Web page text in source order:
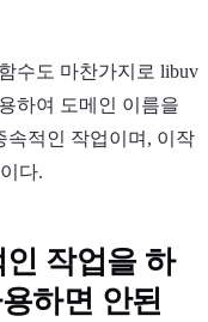
함수도 마찬가지로 libuv
하여 도메인 이름을
속적인 작업이며, 이작
다.
인 작업을 하
하면 안된